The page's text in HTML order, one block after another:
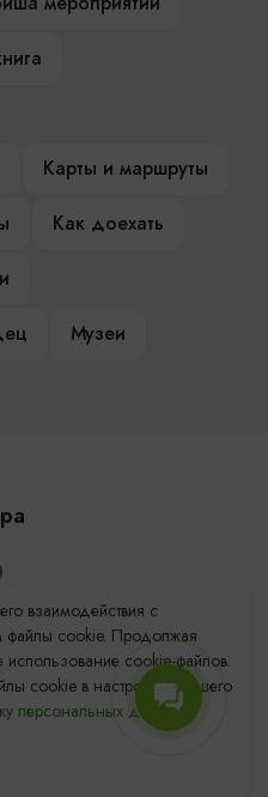
Карты и маршруты
Как доехать
Музеи
взаимодействия с
файлы cookie. Продолжая
cookie-файлов.
cookie в настройках Вашего
персональных данных.